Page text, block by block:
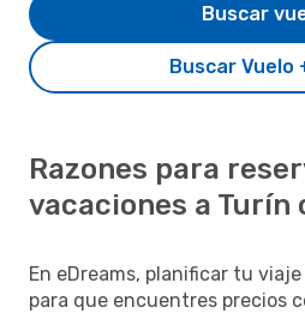
Buscar Vuelo
Buscar
Razones para
vacaciones a Turín
En eDreams, planificar tu
para que encuentres precios